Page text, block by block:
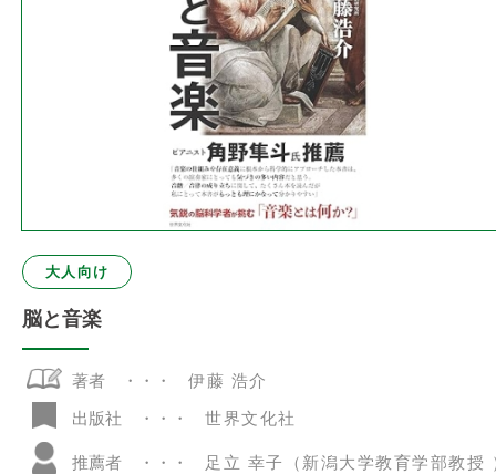
大人向け
脳と音楽
著者
伊藤 浩介
出版社
世界文化社
推薦者 足立 幸子（新潟大学教育学部教授